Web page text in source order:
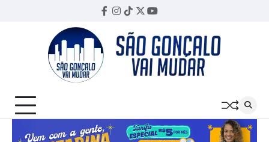
Facebook
Instagram
TikTok
TwitterYouTube